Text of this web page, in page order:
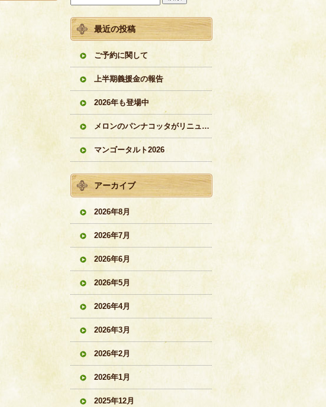
最近の投稿
ご予約に関して
上半期義援金の報告
2026年も登場中
メロンのパンナコッタがリニューアル
マンゴータルト2026
アーカイブ
2026年8月
2026年7月
2026年6月
2026年5月
2026年4月
2026年3月
2026年2月
2026年1月
2025年12月